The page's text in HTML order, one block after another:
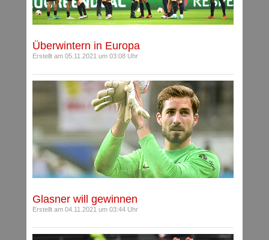
Überwintern in Europa
Erstellt am 05.11.2021 um 03:08 Uhr
Glasner will gewinnen
Erstellt am 04.11.2021 um 03:44 Uhr